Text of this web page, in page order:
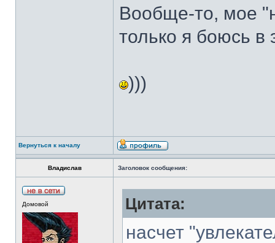
Вообще-то, мое
только я боюсь в
)))
Вернуться к началу
Владислав Заголовок сообщения:
Домовой Цитата:
насчет